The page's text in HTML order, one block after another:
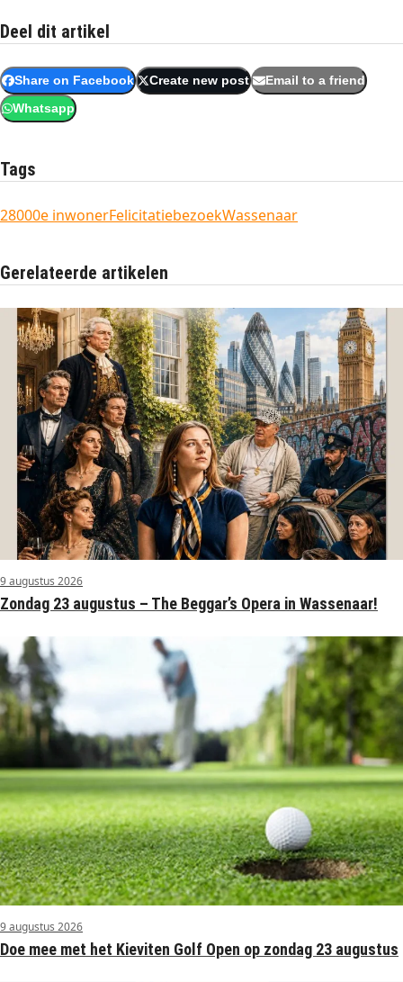
Deel dit artikel
Share on Facebook Create new post Email to a friend
Whatsapp
Tags
28000e inwonerFelicitatiebezoekWassenaar
Gerelateerde artikelen
9 augustus 2026
Zondag 23 augustus – The Beggar’s Opera in Wassenaar!
9 augustus 2026
Doe mee met het Kieviten Golf Open op zondag 23 augustus